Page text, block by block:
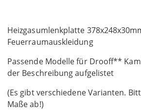
Heizgasumlenkplatte
Feuerraumauskleidung
Passende Modelle für Drooff**
der Beschreibung aufgelistet
(Es gibt verschiedene Varianten.
Maße ab!)
gallery
to
the
of
the
gallery